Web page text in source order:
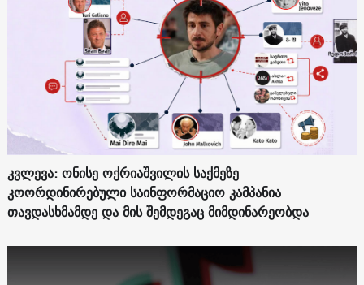
კვლევა: ონისე ოქრიაშვილის საქმეზე
კოორდინირებული საინფორმაციო კამპანია
თავდასხმამდე და მის შემდეგაც მიმდინარეობდა